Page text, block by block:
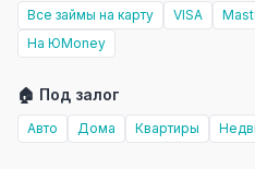
Все займы на карту VISA
На ЮMoney
🏠 Под залог
Авто Дома Квартиры